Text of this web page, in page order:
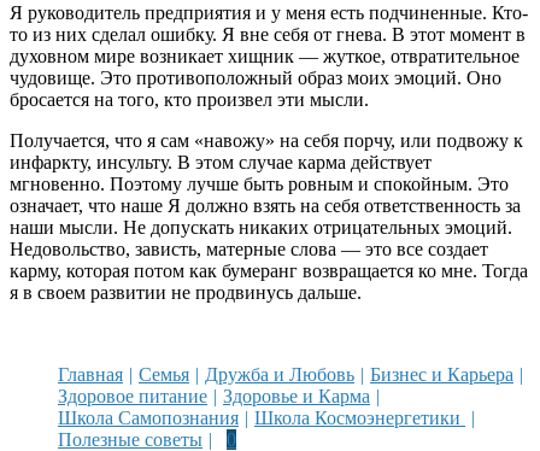
Я руководитель предприятия и у меня есть подчиненные. Кто-
то из них сделал ошибку. Я вне себя от гнева. В этот момент в
духовном мире возникает хищник — жуткое, отвратительное
чудовище. Это противоположный образ моих эмоций. Оно
бросается на того, кто произвел эти мысли.
Получается, что я сам «навожу» на себя порчу, или подвожу к
инфаркту, инсульту. В этом случае карма действует
мгновенно. Поэтому лучше быть ровным и спокойным. Это
означает, что наше Я должно взять на себя ответственность за
наши мысли. Не допускать никаких отрицательных эмоций.
Недовольство, зависть, матерные слова — это все создает
карму, которая потом как бумеранг возвращается ко мне. Тогда
я в своем развитии не продвинусь дальше.
Главная Семья Дружба и Любовь
Бизнес и Карьера
Здоровое питание
Здоровье и Карма
Школа Самопознания
Школа Космоэнергетики
Полезные советы
0